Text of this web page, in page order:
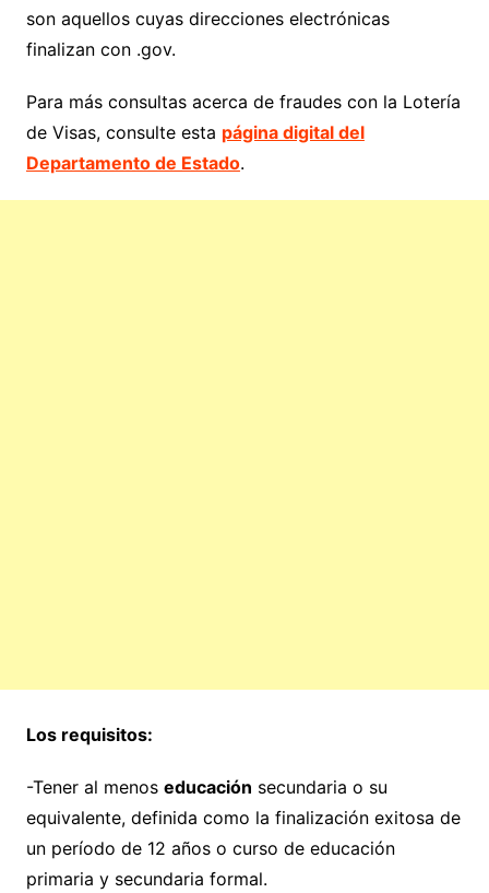
son aquellos cuyas direcciones electrónicas
finalizan con .gov.
Para más consultas acerca de fraudes con la Lotería
de Visas, consulte esta página digital del
Departamento de Estado.
Los requisitos:
-Tener al menos educación secundaria o su
equivalente, definida como la finalización exitosa de
un período de 12 años o curso de educación
primaria y secundaria formal.